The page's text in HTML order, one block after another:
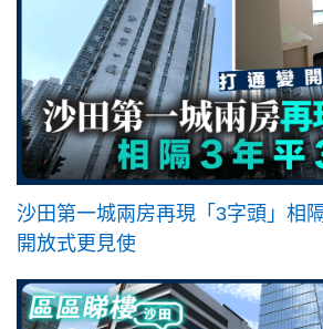
沙田第一城兩房再現「3字頭」相
開放式更見使